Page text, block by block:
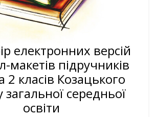
електронних версій
макетів підручників
2 класів Козацького
загальної середньої
освіти